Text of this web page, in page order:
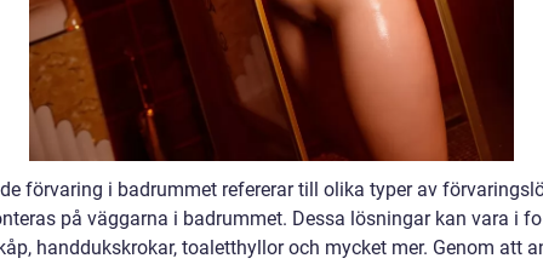
förvaring i badrummet refererar till olika typer av
på väggarna i badrummet. Dessa lösningar kan vara i
handdukskrokar, toaletthyllor och mycket mer. Genom att